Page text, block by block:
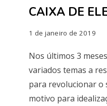
CAIXA DE
1 de janeiro de 2019
Nos últimos 3
variados temas a
para revolucionar o
motivo para